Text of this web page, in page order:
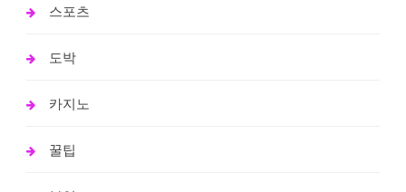
스포츠
도박
카지노
꿀팁